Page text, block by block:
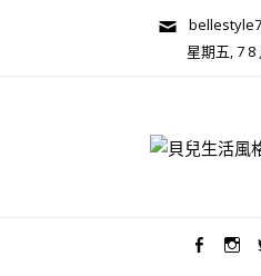
星期五, 7 8